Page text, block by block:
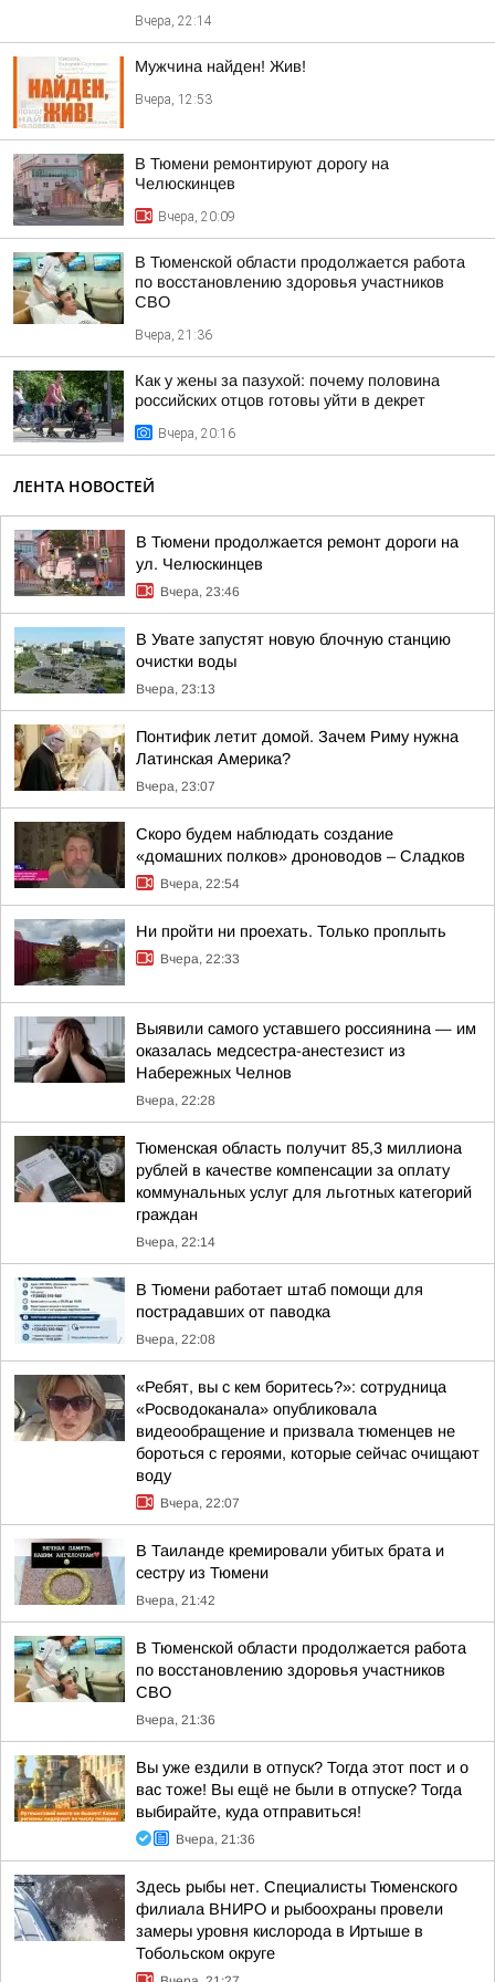
Вчера, 22:14
Мужчина найден! Жив!
Вчера, 12:53
В Тюмени ремонтируют дорогу на
Челюскинцев
Вчера, 20:09
В Тюменской области продолжается работа
по восстановлению здоровья участников
СВО
Вчера, 21:36
Как у жены за пазухой: почему половина
российских отцов готовы уйти в декрет
Вчера, 20:16
ЛЕНТА НОВОСТЕЙ
В Тюмени продолжается ремонт дороги на
ул. Челюскинцев
Вчера, 23:46
В Увате запустят новую блочную станцию
очистки воды
Вчера, 23:13
Понтифик летит домой. Зачем Риму нужна
Латинская Америка?
Вчера, 23:07
Скоро будем наблюдать создание
«домашних полков» дроноводов – Сладков
Вчера, 22:54
Ни пройти ни проехать. Только проплыть
Вчера, 22:33
Выявили самого уставшего россиянина — им
оказалась медсестра-анестезист из
Набережных Челнов
Вчера, 22:28
Тюменская область получит 85,3 миллиона
рублей в качестве компенсации за оплату
коммунальных услуг для льготных категорий
граждан
Вчера, 22:14
В Тюмени работает штаб помощи для
пострадавших от паводка
Вчера, 22:08
«Ребят, вы с кем боритесь?»: сотрудница
«Росводоканала» опубликовала
видеообращение и призвала тюменцев не
бороться с героями, которые сейчас очищают
воду
Вчера, 22:07
В Таиланде кремировали убитых брата и
сестру из Тюмени
Вчера, 21:42
В Тюменской области продолжается работа
по восстановлению здоровья участников
СВО
Вчера, 21:36
Вы уже ездили в отпуск? Тогда этот пост и о
вас тоже! Вы ещё не были в отпуске? Тогда
выбирайте, куда отправиться!
Вчера, 21:36
Здесь рыбы нет. Специалисты Тюменского
филиала ВНИРО и рыбоохраны провели
замеры уровня кислорода в Иртыше в
Тобольском округе